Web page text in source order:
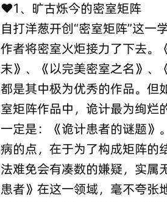
❤️1、旷古烁今的密室矩阵
自打洋葱开创“密室矩阵”这一
作者将密室火炬接力了下去。
末》、《以完美密室之名》、
都是其中极为优秀的作品。但
室矩阵作品中，诡计最为绚烂
一定是：《诡计患者的谜题》
病的点，在于为了构成矩阵的
法难免会有凑数的嫌疑，实属
患者》在这一领域，毫不夸张